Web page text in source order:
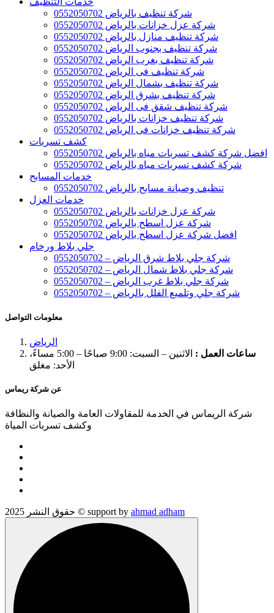
شركة تنظيف بالرياض 0552050702
شركة عزل خزانات بالرياض 0552050702
شركة تنظيف منازل بالرياض 0552050702
شركة تنظيف بجنوب الرياض 0552050702
شركة تنظيف بغرب الرياض 0552050702
شركة تنظيف فى الرياض 0552050702
شركة تنظيف بشمال الرياض 0552050702
شركة تنظيف بشرق الرياض 0552050702
شركة تنظيف شقق فى الرياض 0552050702
شركة تنظيف خزانات بالرياض 0552050702
شركة تنظيف خزانات فى الرياض 0552050702
كشف تسربات
افضل شركة كشف تسربات مياه بالرياض 0552050702
شركة كشف تسربات مياه بالرياض 0552050702
خدمات المسابح
تنظيف وصيانة مسابح بالرياض 0552050702
خدمات العزل
شركة عزل خزانات بالرياض 0552050702
شركة عزل اسطح بالرياض 0552050702
افضل شركة عزل اسطح بالرياض 0552050702
جلي بلاط ورخام
شركة جلي بلاط شرق الرياض – 0552050702
شركة جلي بلاط شمال الرياض – 0552050702
شركة جلي بلاط غرب الرياض – 0552050702
شركة جلي وتلميع الفلل بالرياض – 0552050702
معلومات التواصل
الرياض
ساعات العمل :
الاثنين – السبت: 9:00 صباحًا – 5:00 مساءً،
الأحد: مغلق
عن شركة ريماس
شركة الريماس في الخدمة للمقاولات العامة والصيانة والنظافة
وكشف تسربات المياة
حقوق النشر 2025 © support by ahmad adham